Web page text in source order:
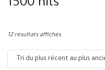
1500 nits
12 résultats affichés
Tri du plus récent au plus